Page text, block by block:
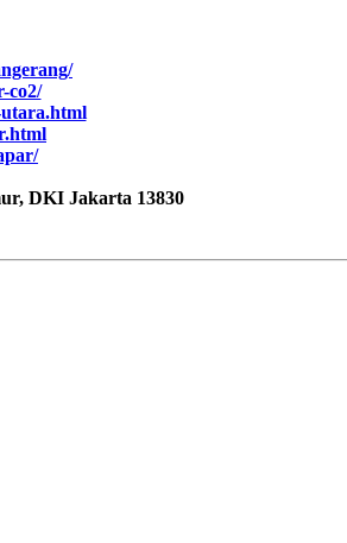
co2/
DKI Jakarta 13830